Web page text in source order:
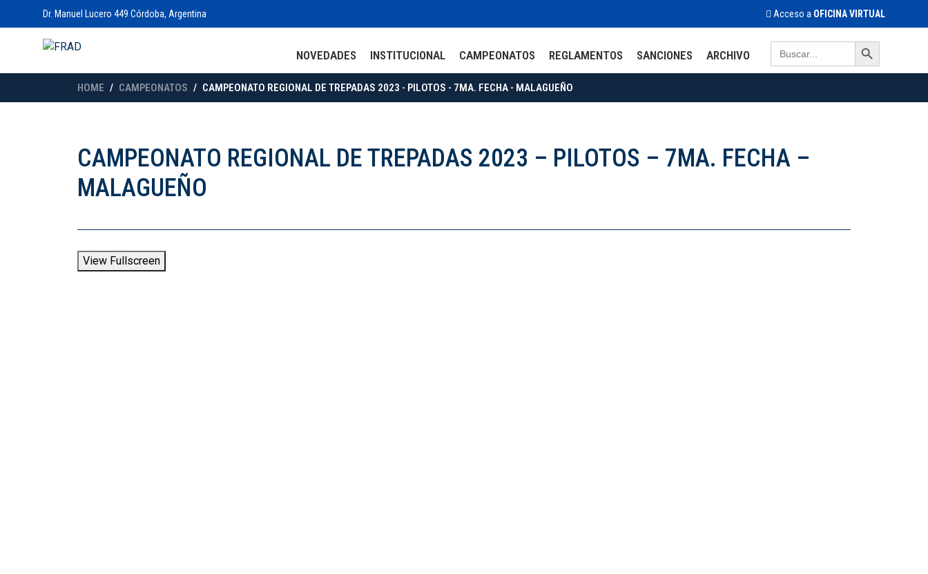
Dr. Manuel Lucero 449 Córdoba, Argentina Acceso a OFICINA VIRTUAL
NOVEDADES INSTITUCIONAL CAMPEONATOS REGLAMENTOS SANCIONES ARCHIVO
Search
for:
Search Button
HOME CAMPEONATOS CAMPEONATO REGIONAL DE TREPADAS 2023 - PILOTOS - 7MA. FECHA - MALAGUEÑO
CAMPEONATO REGIONAL DE TREPADAS 2023 – PILOTOS – 7MA. FECHA –
MALAGUEÑO
View Fullscreen